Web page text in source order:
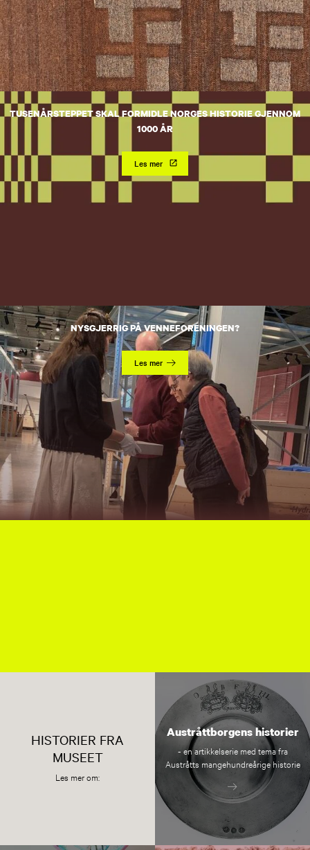
TUSENÅRSTEPPET SKAL FORMIDLE NORGES HISTORIE GJENNOM
1000 ÅR
Les mer
NYSGJERRIG PÅ VENNEFORENINGEN?
Les mer
HISTORIER FRA
MUSEET
Les mer om:
Austråttborgens historier
- en artikkelserie med tema fra
Austråtts mangehundreårige historie